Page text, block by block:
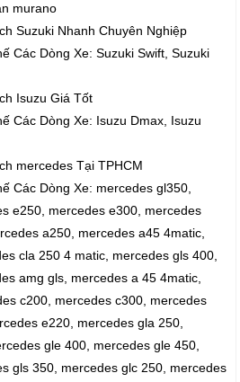
murano
Suzuki Nhanh Chuyên Nghiệp
Các Dòng Xe: Suzuki Swift, Suzuki
Isuzu Giá Tốt
Các Dòng Xe: Isuzu Dmax, Isuzu
mercedes Tại TPHCM
Các Dòng Xe: mercedes gl350,
e250, mercedes e300, mercedes
a250, mercedes a45 4matic,
cla 250 4 matic, mercedes gls 400,
amg gls, mercedes a 45 4matic,
c200, mercedes c300, mercedes
e220, mercedes gla 250,
gle 400, mercedes gle 450,
gls 350, mercedes glc 250, mercedes